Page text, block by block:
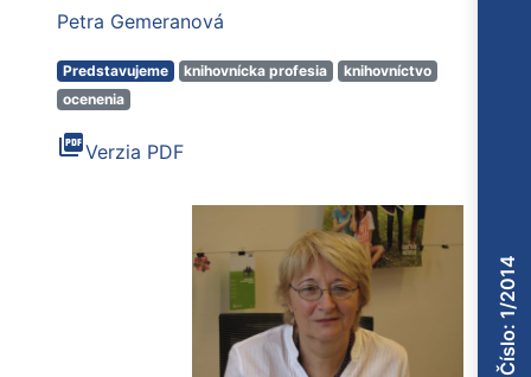
Petra Gemeranová
Predstavujeme knihovnícka profesia
knihovníctvo
ocenenia
picture_as_pdfVerzia PDF
Číslo: 1/2014